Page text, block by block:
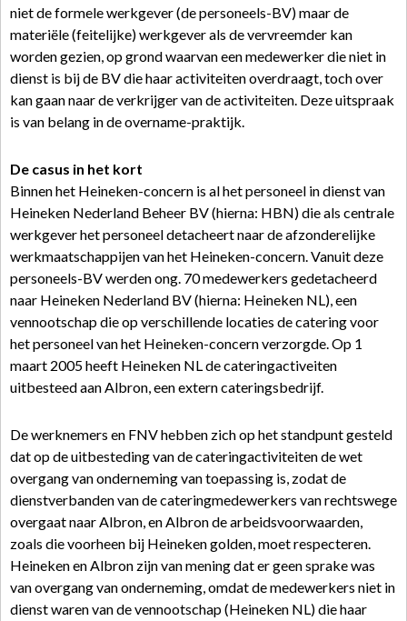
niet de formele werkgever (de personeels-BV) maar de
materiële (feitelijke) werkgever als de vervreemder kan
worden gezien, op grond waarvan een medewerker die niet in
dienst is bij de BV die haar activiteiten overdraagt, toch over
kan gaan naar de verkrijger van de activiteiten. Deze uitspraak
is van belang in de overname-praktijk.
De casus in het kort
Binnen het Heineken-concern is al het personeel in dienst van
Heineken Nederland Beheer BV (hierna: HBN) die als centrale
werkgever het personeel detacheert naar de afzonderelijke
werkmaatschappijen van het Heineken-concern. Vanuit deze
personeels-BV werden ong. 70 medewerkers gedetacheerd
naar Heineken Nederland BV (hierna: Heineken NL), een
vennootschap die op verschillende locaties de catering voor
het personeel van het Heineken-concern verzorgde. Op 1
maart 2005 heeft Heineken NL de cateringactiveiten
uitbesteed aan Albron, een extern cateringsbedrijf.
De werknemers en FNV hebben zich op het standpunt gesteld
dat op de uitbesteding van de cateringactiviteiten de wet
overgang van onderneming van toepassing is, zodat de
dienstverbanden van de cateringmedewerkers van rechtswege
overgaat naar Albron, en Albron de arbeidsvoorwaarden,
zoals die voorheen bij Heineken golden, moet respecteren.
Heineken en Albron zijn van mening dat er geen sprake was
van overgang van onderneming, omdat de medewerkers niet in
dienst waren van de vennootschap (Heineken NL) die haar